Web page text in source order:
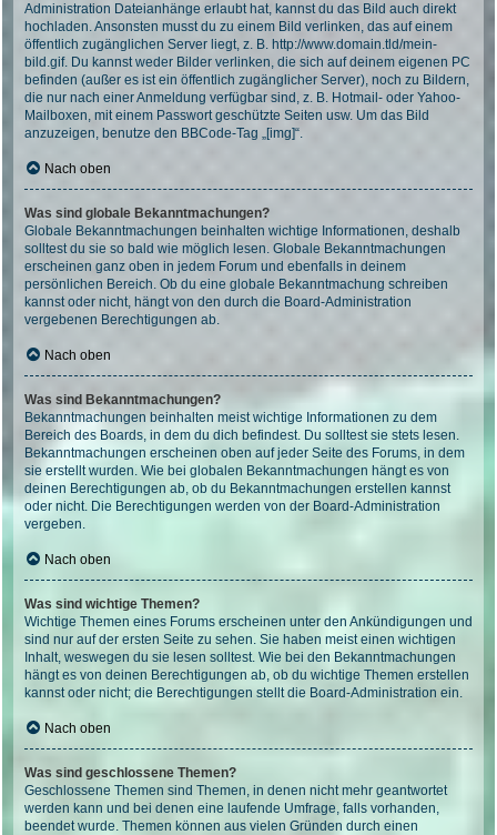
Administration Dateianhänge erlaubt hat, kannst du das Bild auch direkt
hochladen. Ansonsten musst du zu einem Bild verlinken, das auf einem
öffentlich zugänglichen Server liegt, z. B. http://www.domain.tld/mein-
bild.gif. Du kannst weder Bilder verlinken, die sich auf deinem eigenen PC
befinden (außer es ist ein öffentlich zugänglicher Server), noch zu Bildern,
die nur nach einer Anmeldung verfügbar sind, z. B. Hotmail- oder Yahoo-
Mailboxen, mit einem Passwort geschützte Seiten usw. Um das Bild
anzuzeigen, benutze den BBCode-Tag „[img]“.
Nach oben
Was sind globale Bekanntmachungen?
Globale Bekanntmachungen beinhalten wichtige Informationen, deshalb
solltest du sie so bald wie möglich lesen. Globale Bekanntmachungen
erscheinen ganz oben in jedem Forum und ebenfalls in deinem
persönlichen Bereich. Ob du eine globale Bekanntmachung schreiben
kannst oder nicht, hängt von den durch die Board-Administration
vergebenen Berechtigungen ab.
Nach oben
Was sind Bekanntmachungen?
Bekanntmachungen beinhalten meist wichtige Informationen zu dem
Bereich des Boards, in dem du dich befindest. Du solltest sie stets lesen.
Bekanntmachungen erscheinen oben auf jeder Seite des Forums, in dem
sie erstellt wurden. Wie bei globalen Bekanntmachungen hängt es von
deinen Berechtigungen ab, ob du Bekanntmachungen erstellen kannst
oder nicht. Die Berechtigungen werden von der Board-Administration
vergeben.
Nach oben
Was sind wichtige Themen?
Wichtige Themen eines Forums erscheinen unter den Ankündigungen und
sind nur auf der ersten Seite zu sehen. Sie haben meist einen wichtigen
Inhalt, weswegen du sie lesen solltest. Wie bei den Bekanntmachungen
hängt es von deinen Berechtigungen ab, ob du wichtige Themen erstellen
kannst oder nicht; die Berechtigungen stellt die Board-Administration ein.
Nach oben
Was sind geschlossene Themen?
Geschlossene Themen sind Themen, in denen nicht mehr geantwortet
werden kann und bei denen eine laufende Umfrage, falls vorhanden,
beendet wurde. Themen können aus vielen Gründen durch einen